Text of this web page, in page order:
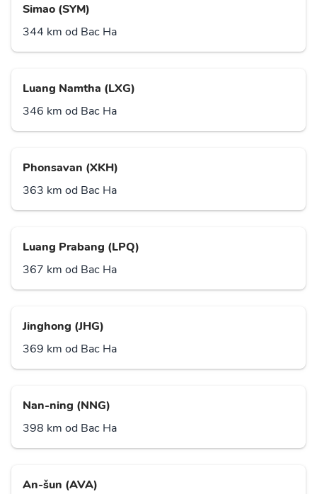
Simao (SYM)
344 km od Bac Ha
Luang Namtha (LXG)
346 km od Bac Ha
Phonsavan (XKH)
363 km od Bac Ha
Luang Prabang (LPQ)
367 km od Bac Ha
Jinghong (JHG)
369 km od Bac Ha
Nan-ning (NNG)
398 km od Bac Ha
An-šun (AVA)